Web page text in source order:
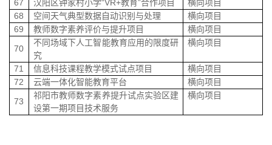
67 汉阳区钟家村小学“VR+教育”合作项目
横向项目
68
空间天气典型数据自动识别与处理
横向项目
69
教师数字素养评价与提升项目
横向项目
70
不同场域下人工智能教育应用的限度研
究
横向项目
71 信息科技课程教学模式试点项目
横向项目
72
云端一体化智能教育平台
横向项目
73
祁阳市教师数字素养提升试点实验区建
设第一期项目技术服务
横向项目